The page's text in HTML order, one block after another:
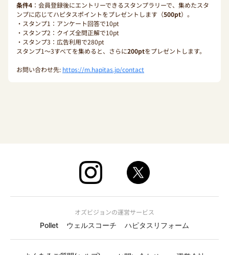
条件4 ：会員登録後にエントリーできるスタンプラリーで、集めたスタ
ンプに応じてハピタスポイントをプレゼントします（500pt）。
・スタンプ1：アンケート回答で10pt
・スタンプ2：クイズ全問正解で10pt
・スタンプ3：広告利用で280pt
スタンプ1〜3すべてを集めると、さらに200ptをプレゼントします。
お問い合わせ先: https://m.hapitas.jp/contact
オズビジョンの運営サービス
Pollet
ウェルスコーチ ハピタスリフォーム